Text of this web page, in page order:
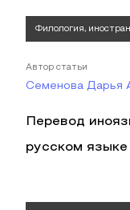
Филология,
Автор статьи
Семенова Дарья
Перевод
русском